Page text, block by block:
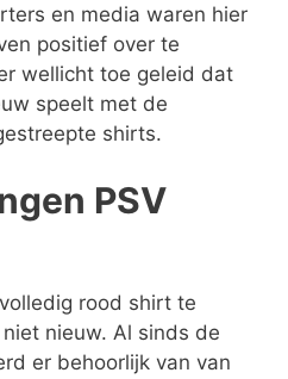
en media waren hier
positief over te
wellicht toe geleid dat
speelt met de
shirts.
PSV
rood shirt te
nieuw. Al sinds de
er behoorlijk van van